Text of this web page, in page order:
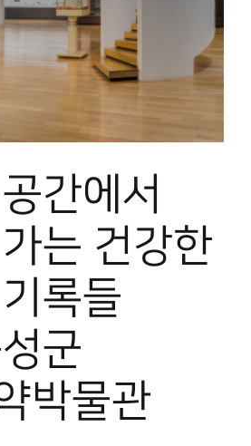
간에서
는 건강한
록들
군
박물관